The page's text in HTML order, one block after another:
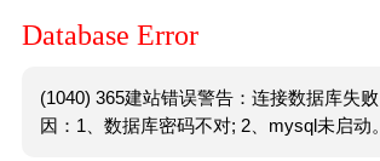
Database Error
(1040) 365建站错误警告：连接数据库失
因：1、数据库密码不对; 2、mysql未启动。